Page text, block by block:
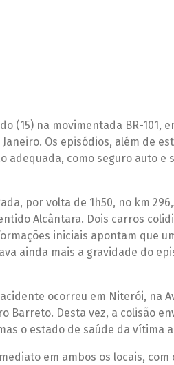
(15) na movimentada BR-101,
Os episódios, além de
adequada, como seguro auto e
por volta de 1h50, no km
Alcântara. Dois carros
iniciais apontam que
ainda mais a gravidade do
ocorreu em Niterói, na
Barreto. Desta vez, a colisão
o estado de saúde da vítima
em ambos os locais, com